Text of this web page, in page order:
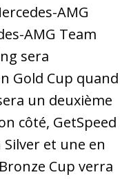
AMG
AMG Team
sera
Gold Cup quand
un deuxième
côté, GetSpeed
et une en
Cup verra